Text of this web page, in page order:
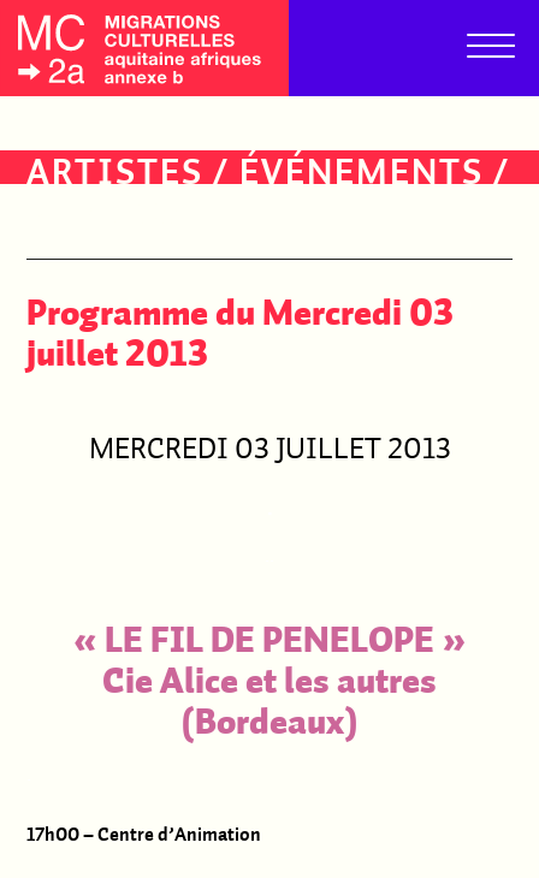
ARTISTES/ÉVÉNEMENTS/
Programme du Mercredi 03
juillet 2013
MERCREDI 03 JUILLET 2013
« LE FIL DE PENELOPE »
Cie Alice et les autres
(Bordeaux)
17h00 – Centre d’Animation